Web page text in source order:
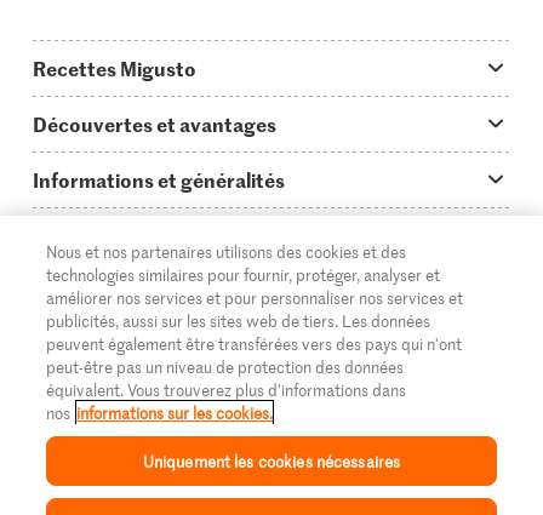
Recettes Migusto
Idées de menus
Plats principaux
Simple & vite prêt
Apéritif
Préparations au four
Enfants & famille
Toutes les recettes
Découvertes et avantages
On en parle...
Tutoriels
Glossaire des ingrédients
Login Migusto
Magazine Migusto
Informations et généralités
Questions concernant Migusto
Cuisiner avec Migusto
Service clientèle & contact
Publicité
Impressum
Mentions légales
Supermarché
Migros Online
À propos de Migros
Magasins
Cumulus
© 2026 La Fédération des coopératives Migros
DE FR IT
Nous et nos partenaires utilisons des cookies et des
technologies similaires pour fournir, protéger, analyser et
améliorer nos services et pour personnaliser nos services et
publicités, aussi sur les sites web de tiers. Les données
peuvent également être transférées vers des pays qui n'ont
peut-être pas un niveau de protection des données
équivalent. Vous trouverez plus d'informations dans
nos informations sur les cookies.
Uniquement les cookies nécessaires